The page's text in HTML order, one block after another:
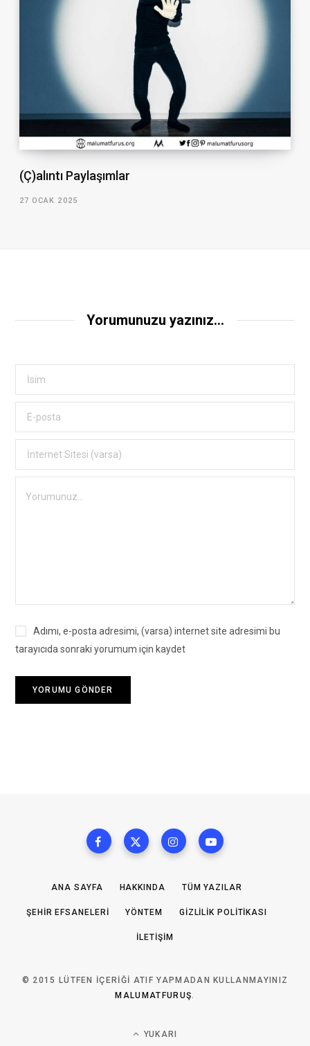
(Ç)alıntı Paylaşımlar
27 OCAK 2025
Yorumunuzu yazınız...
Adımı, e-posta adresimi, (varsa) internet site adresimi bu
tarayıcıda sonraki yorumum için kaydet
ANA SAYFA HAKKINDA TÜM YAZILAR
ŞEHIR EFSANELERI YÖNTEM GIZLILIK POLITIKASI
İLETIŞIM
© 2015 LÜTFEN IÇERIĞI ATIF YAPMADAN KULLANMAYINIZ
MALUMATFURUŞ.
YUKARI